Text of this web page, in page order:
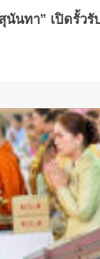
นันทา” เปิดรั้วรั